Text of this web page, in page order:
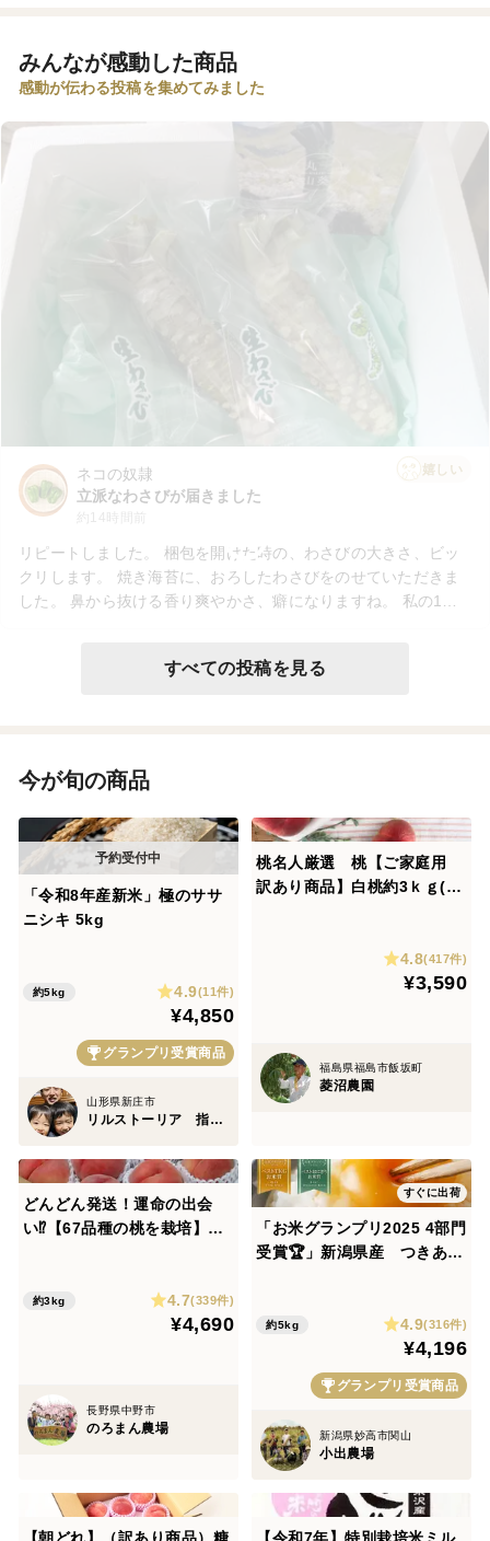
みんなが感動した商品
感動が伝わる投稿を集めてみました
嬉しい
ネコの奴隷
立派なわさびが届きました
リピートしました。 梱包を開けた時の、わさびの大きさ、ビッ
クリします。 焼き海苔に、おろしたわさびをのせていただきま
した。 鼻から抜ける香り爽やかさ、癖になりますね。 私の1番
すべての投稿を見る
今が旬の商品
「令和8年産新米」極のササ
ニシキ 5kg
約5kg 4.9(11件)
¥4,850
グランプリ受賞商品
山形県新庄市
リルストーリア 指村農園
桃名人厳選 桃【ご家庭用
訳あり商品】白桃約3ｋｇ(8-
4.8(417件)
¥3,590
福島県福島市飯坂町
菱沼農園
どんどん発送！運命の出会
い⁉️【67品種の桃を栽培】品
約3kg 4.7(339件)
¥4,690
長野県中野市
のろまん農場
すぐに出荷
「お米グランプリ2025 4部門
受賞🏆」新潟県産 つきあか
約5kg 4.9(316件)
¥4,196
グランプリ受賞商品
新潟県妙高市関山
小出農場
【朝どれ】（訳あり商品）糖
【令和7年】特別栽培米ミル